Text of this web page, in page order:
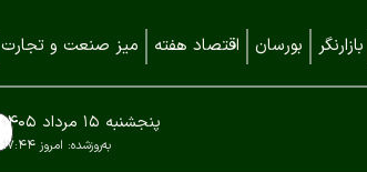
بازارنگر بورسان اقتصاد هفته میز صنعت و تجارت
به‌روزشده: امروز ۱۷:۴۴
پنجشنبه ۱۵ مرداد ۱۴۰۵